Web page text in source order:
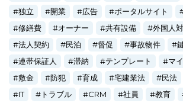
独立
開業 広告 ポータルサイト
修繕費
オーナー 共有設備 外国人
法人契約
民泊 督促 事故物件
連帯保証人
滞納 テンプレート マ
敷金
防犯 育成 宅建業法 民法
IT
トラブル CRM 社員 教育